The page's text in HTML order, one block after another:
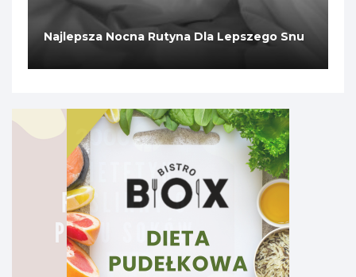
Najlepsza Nocna Rutyna Dla Lepszego Snu